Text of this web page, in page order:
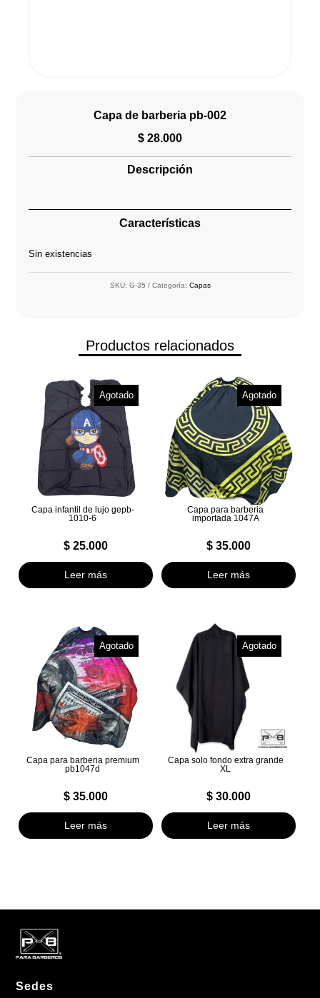
Capa de barberia pb-002
$ 28.000
Descripción
Características
Sin existencias
SKU: G-35 Categoría: Capas
Productos relacionados
Agotado
Capa infantil de lujo gepb-
1010-6
$25.000
Leer más
Agotado
Capa para barberia
importada 1047A
$35.000
Leer más
Agotado
Capa para barberia premium
pb1047d
$35.000
Leer más
Agotado
Capa solo fondo extra grande
XL
$30.000
Leer más
Sedes